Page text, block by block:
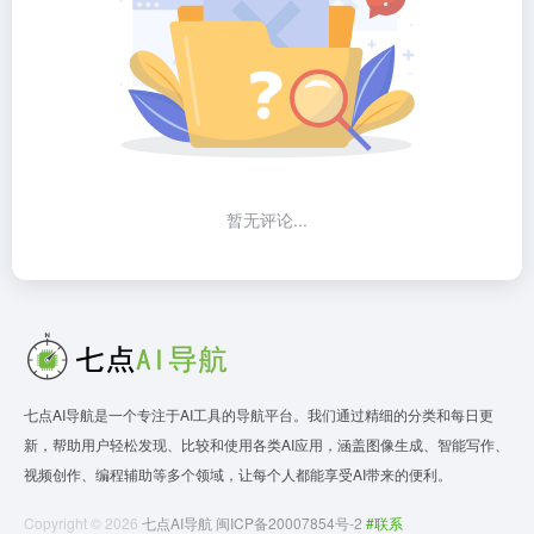
暂无评论...
七点AI导航是一个专注于AI工具的导航平台。我们通过精细的分类和每日更
新，帮助用户轻松发现、比较和使用各类AI应用，涵盖图像生成、智能写作、
视频创作、编程辅助等多个领域，让每个人都能享受AI带来的便利。
Copyright © 2026 七点AI导航 闽ICP备20007854号-2 #联系